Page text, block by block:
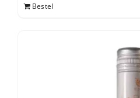
Bestel